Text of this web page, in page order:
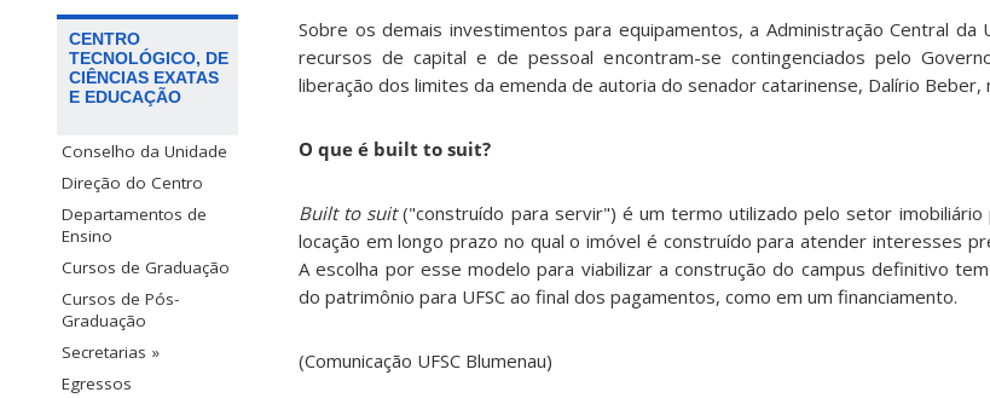
CENTRO
TECNOLÓGICO, DE
CIÊNCIAS EXATAS
E EDUCAÇÃO
Conselho da Unidade
Direção do Centro
Departamentos de
Ensino
Cursos de Graduação
Cursos de Pós-
Graduação
Secretarias »
Egressos
Sobre os demais investimentos para equipamentos, a Administração Central da
recursos de capital e de pessoal encontram-se contingenciados pelo
liberação dos limites da emenda de autoria do senador catarinense, Dalírio Beber,
O que é built to suit?
Built to suit("construído para servir") é um termo utilizado pelo setor
locação em longo prazo no qual o imóvel é construído para atender interesses
A escolha por esse modelo para viabilizar a construção do campus definitivo
do patrimônio para UFSC ao final dos pagamentos, como em um financiamento.
(Comunicação UFSC Blumenau)